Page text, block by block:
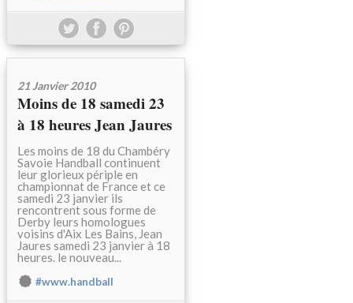
21 Janvier 2010
Moins de 18 samedi 23
à 18 heures Jean Jaures
Les moins de 18 du Chambéry
Savoie Handball continuent
leur glorieux périple en
championnat de France et ce
samedi 23 janvier ils
rencontrent sous forme de
Derby leurs homologues
voisins d'Aix Les Bains, Jean
Jaures samedi 23 janvier à 18
heures. le nouveau...
#www.handball